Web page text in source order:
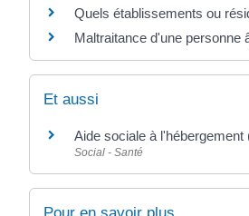
Quels établissements ou
Maltraitance d'une personne
Et aussi
Aide sociale à
Social - Santé
Pour en savoir plus